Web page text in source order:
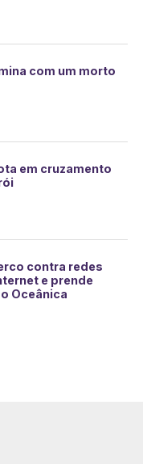
com um morto
em cruzamento
contra redes
e prende
Oceânica